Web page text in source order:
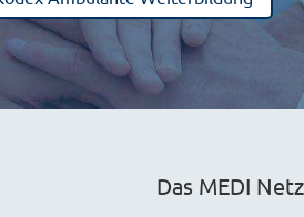
Das MEDI